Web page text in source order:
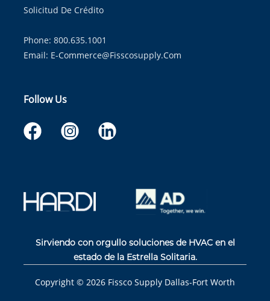
Solicitud De Crédito
Phone: 800.635.1001
Email: E-Commerce@fisscosupply.com
Follow Us
Sirviendo con orgullo soluciones de HVAC en el
estado de la Estrella Solitaria.
Copyright © 2026 Fissco Supply Dallas-Fort Worth